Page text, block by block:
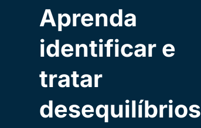
Aprenda
identificar e
tratar
desequilíbrios